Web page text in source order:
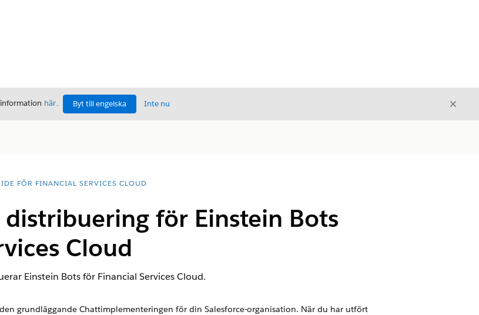
här. Byt till engelska Inte nu Stäng
FÖR FINANCIAL SERVICES CLOUD
för Einstein Bots
Cloud
Einstein Bots för Financial Services Cloud.
grundläggande Chattimplementeringen för din Salesforce-organisation. När du har utfört